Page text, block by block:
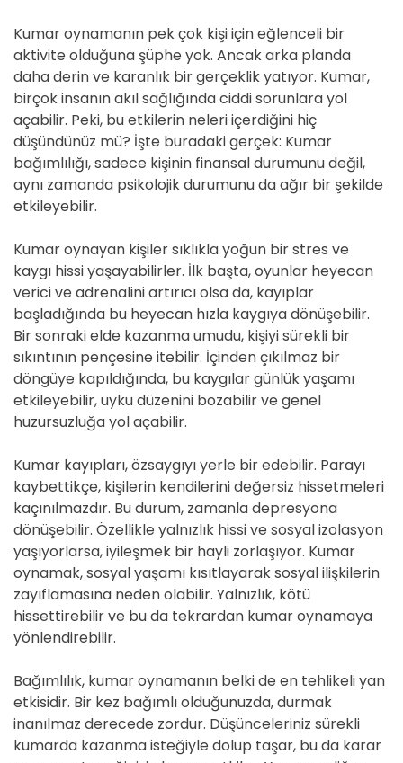
Kumar oynamanın pek çok kişi için eğlenceli bir
aktivite olduğuna şüphe yok. Ancak arka planda
daha derin ve karanlık bir gerçeklik yatıyor. Kumar,
birçok insanın akıl sağlığında ciddi sorunlara yol
açabilir. Peki, bu etkilerin neleri içerdiğini hiç
düşündünüz mü? İşte buradaki gerçek: Kumar
bağımlılığı, sadece kişinin finansal durumunu değil,
aynı zamanda psikolojik durumunu da ağır bir şekilde
etkileyebilir.
Kumar oynayan kişiler sıklıkla yoğun bir stres ve
kaygı hissi yaşayabilirler. İlk başta, oyunlar heyecan
verici ve adrenalini artırıcı olsa da, kayıplar
başladığında bu heyecan hızla kaygıya dönüşebilir.
Bir sonraki elde kazanma umudu, kişiyi sürekli bir
sıkıntının pençesine itebilir. İçinden çıkılmaz bir
döngüye kapıldığında, bu kaygılar günlük yaşamı
etkileyebilir, uyku düzenini bozabilir ve genel
huzursuzluğa yol açabilir.
Kumar kayıpları, özsaygıyı yerle bir edebilir. Parayı
kaybettikçe, kişilerin kendilerini değersiz hissetmeleri
kaçınılmazdır. Bu durum, zamanla depresyona
dönüşebilir. Özellikle yalnızlık hissi ve sosyal izolasyon
yaşıyorlarsa, iyileşmek bir hayli zorlaşıyor. Kumar
oynamak, sosyal yaşamı kısıtlayarak sosyal ilişkilerin
zayıflamasına neden olabilir. Yalnızlık, kötü
hissettirebilir ve bu da tekrardan kumar oynamaya
yönlendirebilir.
Bağımlılık, kumar oynamanın belki de en tehlikeli yan
etkisidir. Bir kez bağımlı olduğunuzda, durmak
inanılmaz derecede zordur. Düşünceleriniz sürekli
kumarda kazanma isteğiyle dolup taşar, bu da karar